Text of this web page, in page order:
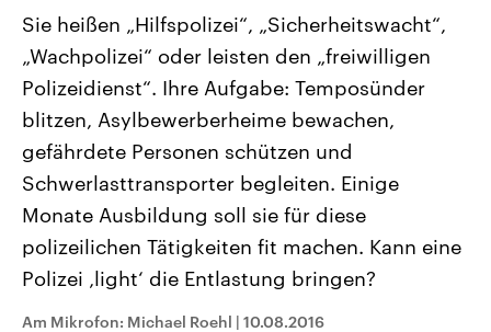
Landtagswahl Sachsen-Anhalt
2026
Alle Informationen
Sachsen-Anhalt wählt am 6.
September 2026 einen neuen
Landtag. Seit 2021 wird das
Bundesland von einer Koalition aus
CDU, SPD und FDP regiert.-
Umfragen, Prognosen,
Wahlprogramme, aktuelle Berichte
und Hintergründe zu den Parteien
und Kandidaten der anstehenden
Wahl.
USA
Aktuelle Beiträge,
Hintergründe
Wirtschaftlich und
gehören die Vereinigten
den mächtigsten Ländern
mit großem Einfluss auf
aktuelle Weltgeschehen.
Sendungen Programm Podcasts
Sie heißen „Hilfspolizei“, „Sicherheitswacht“,
„Wachpolizei“ oder leisten den „freiwilligen
Polizeidienst“. Ihre Aufgabe: Temposünder
blitzen, Asylbewerberheime bewachen,
gefährdete Personen schützen und
Schwerlasttransporter begleiten. Einige
Monate Ausbildung soll sie für diese
polizeilichen Tätigkeiten fit machen. Kann eine
Polizei ‚light‘ die Entlastung bringen?
Am Mikrofon: Michael Roehl | 10.08.2016